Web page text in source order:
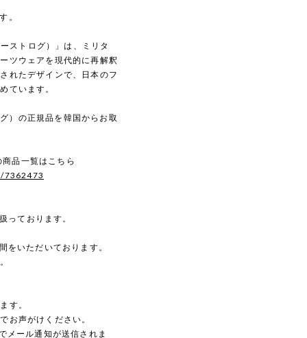
。
ストログ）」は、ミリタ
ツウェアを現代的に再解釈
れたデザインで、日本のフ
ています。
）の正規品を韓国からお取
品一覧はこちら
7362473
っております。
をいただいております。
す。
お声がけください。
メール通知が送信されま